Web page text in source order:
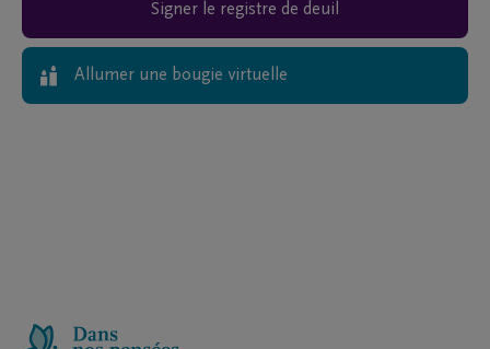
Signer le registre de deuil
Allumer une bougie virtuelle